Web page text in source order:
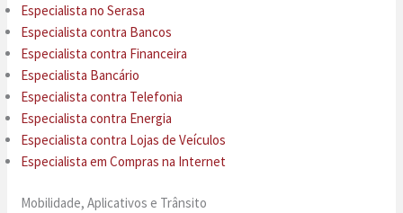
Especialista no Serasa
Especialista contra Bancos
Especialista contra Financeira
Especialista Bancário
Especialista contra Telefonia
Especialista contra Energia
Especialista contra Lojas de Veículos
Especialista em Compras na Internet
Mobilidade, Aplicativos e Trânsito